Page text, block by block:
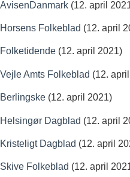
AvisenDanmark (12. april
Horsens Folkeblad (12. april
Folketidende (12. april 2021)
Vejle Amts Folkeblad (12.
Berlingske (12. april 2021)
Helsingør Dagblad (12. april
Kristeligt Dagblad (12. april
Skive Folkeblad (12. april